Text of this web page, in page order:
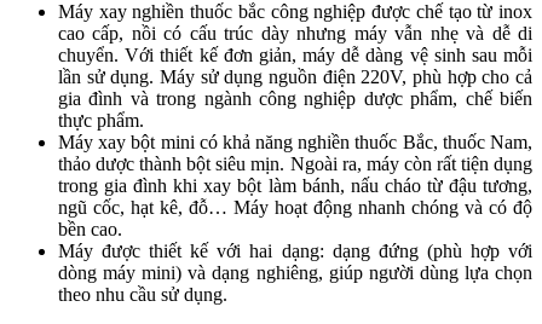
Máy xay nghiền thuốc bắc công nghiệp được chế tạo từ inox
cao cấp, nồi có cấu trúc dày nhưng máy vẫn nhẹ và dễ di
chuyển. Với thiết kế đơn giản, máy dễ dàng vệ sinh sau mỗi
lần sử dụng. Máy sử dụng nguồn điện 220V, phù hợp cho cả
gia đình và trong ngành công nghiệp dược phẩm, chế biến
thực phẩm.
Máy xay bột mini có khả năng nghiền thuốc Bắc, thuốc Nam,
thảo dược thành bột siêu mịn. Ngoài ra, máy còn rất tiện dụng
trong gia đình khi xay bột làm bánh, nấu cháo từ đậu tương,
ngũ cốc, hạt kê, đỗ… Máy hoạt động nhanh chóng và có độ
bền cao.
Máy được thiết kế với hai dạng: dạng đứng (phù hợp với
dòng máy mini) và dạng nghiêng, giúp người dùng lựa chọn
theo nhu cầu sử dụng.